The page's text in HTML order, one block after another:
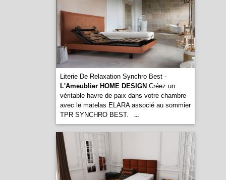
Literie De Relaxation Synchro Best -
L'Ameublier HOME DESIGN Créez un
véritable havre de paix dans votre chambre
avec le matelas ELARA associé au sommier
TPR SYNCHRO BEST.
...